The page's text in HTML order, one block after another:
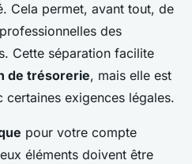
Cela permet, avant tout, de
des
Cette séparation facilite
de trésorerie, mais elle est
exigences légales.
pour votre compte
éléments doivent être